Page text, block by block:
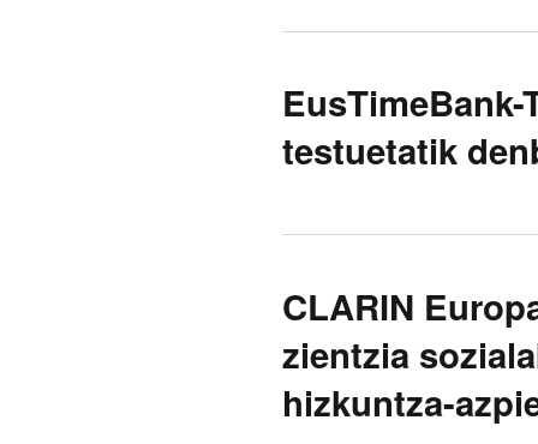
testuetatik
CLARIN
zientzia
hizkuntza-